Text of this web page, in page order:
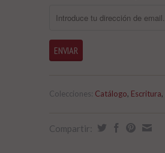
Colecciones: Catálogo, Escritura,
Compartir: